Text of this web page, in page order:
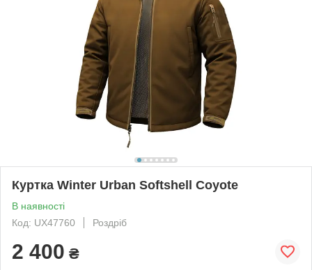
Куртка Winter Urban Softshell Coyote
В наявності
Код: UX47760
Роздріб
2 400 ₴